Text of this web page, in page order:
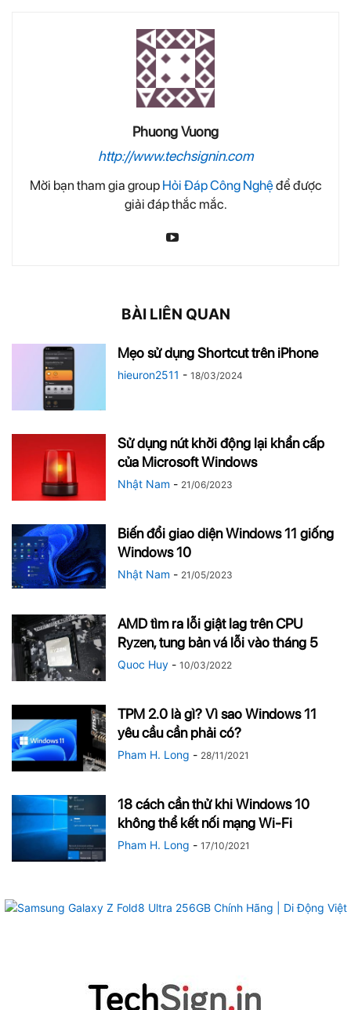
Phuong Vuong
http://www.techsignin.com
Mời bạn tham gia group Hỏi Đáp Công Nghệđể được
giải đáp thắc mắc.
BÀI LIÊN QUAN
Mẹo sử dụng Shortcut trên iPhone
hieuron2511 - 18/03/2024
Sử dụng nút khởi động lại khẩn cấp
của Microsoft Windows
Nhật Nam - 21/06/2023
Biến đổi giao diện Windows 11 giống
Windows 10
Nhật Nam - 21/05/2023
AMD tìm ra lỗi giật lag trên CPU
Ryzen, tung bản vá lỗi vào tháng 5
Quoc Huy - 10/03/2022
TPM 2.0 là gì? Vì sao Windows 11
yêu cầu cần phải có?
Pham H. Long - 28/11/2021
18 cách cần thử khi Windows 10
không thể kết nối mạng Wi-Fi
Pham H. Long - 17/10/2021